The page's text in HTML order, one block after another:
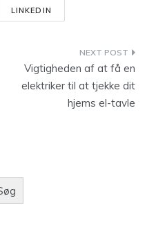
LINKEDIN
Vigtigheden af at få en
elektriker til at tjekke dit
hjems el-tavle